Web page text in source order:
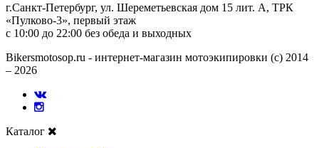
г.Санкт-Петербург, ул. Шереметьевская дом 15 лит. А, ТРК
«Пулково-3», первый этаж
с 10:00 до 22:00 без обеда и выходных
Bikersmotosop.ru - интернет-магазин мотоэкипировки (c) 2014
– 2026
Каталог